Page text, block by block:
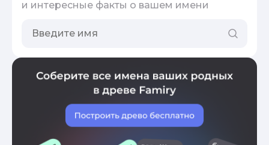
и интересные факты о вашем имени